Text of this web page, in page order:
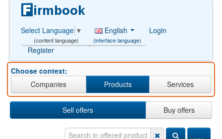
Select Language ▼
(content language)
English
(interface language)
Login
Register
Choose context:
Companies
Products Services
Sell offers Buy offers
...